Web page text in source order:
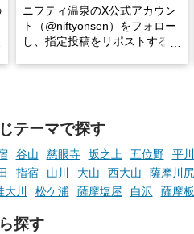
ニフティ温泉のX公式アカウン
ト（@niftyonsen）をフォロー
し、指定投稿をリポストする
テーマで探す
谷山 慈眼寺 坂之上 五位野 平川
指宿 山川 大山 西大山 薩摩川尻
大川 松ケ浦 薩摩塩屋 白沢 薩摩
探す